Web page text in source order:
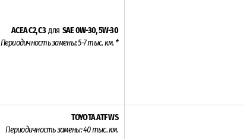
ACEA C2, C3для SAE 0W-30, 5W-30
Периодичность замены: 5-7 тыс. км. *
TOYOTA ATF WS
Периодичность замены: 40 тыс. км.